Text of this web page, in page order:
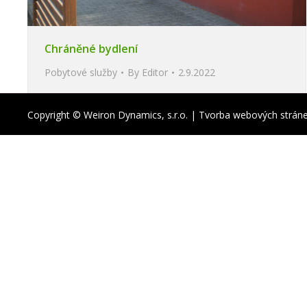
Chráněné bydlení
Pobytové služby By Editor 2.9.2022
Copyright © Weiron Dynamics, s.r.o. | Tvorba webových